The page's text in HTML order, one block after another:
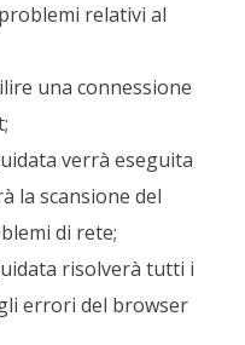
relativi al
una connessione
verrà eseguita
la scansione del
di rete;
risolverà tutti i
errori del browser